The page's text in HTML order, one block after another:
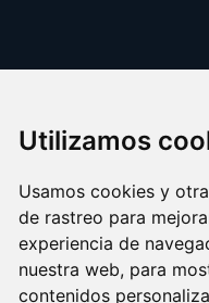
Utilizamos
Usamos cookies y
de rastreo para
experiencia de
nuestra web, para
contenidos
Update cookies
Copyright © 2025